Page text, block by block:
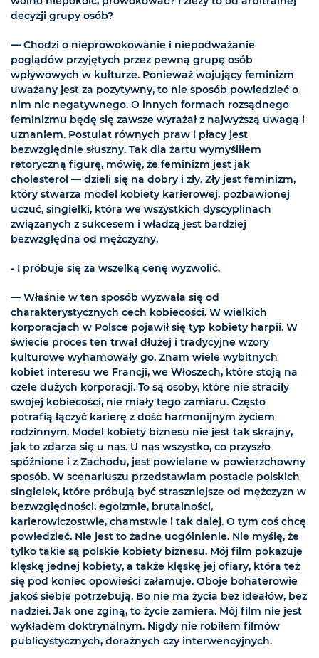
decyzji grupy osób?
— Chodzi o nieprowokowanie i niepodważanie
poglądów przyjętych przez pewną grupę osób
wpływowych w kulturze. Ponieważ wojujący feminizm
uważany jest za pozytywny, to nie sposób powiedzieć o
nim nic negatywnego. O innych formach rozsądnego
feminizmu będę się zawsze wyrażał z najwyższą uwagą i
uznaniem. Postulat równych praw i płacy jest
bezwzględnie słuszny. Tak dla żartu wymyśliłem
retoryczną figurę, mówię, że feminizm jest jak
cholesterol — dzieli się na dobry i zły. Zły jest feminizm,
który stwarza model kobiety karierowej, pozbawionej
uczuć, singielki, która we wszystkich dyscyplinach
związanych z sukcesem i władzą jest bardziej
bezwzględna od mężczyzny.
- I próbuje się za wszelką cenę wyzwolić.
— Właśnie w ten sposób wyzwala się od
charakterystycznych cech kobiecości. W wielkich
korporacjach w Polsce pojawił się typ kobiety harpii. W
świecie proces ten trwał dłużej i tradycyjne wzory
kulturowe wyhamowały go. Znam wiele wybitnych
kobiet interesu we Francji, we Włoszech, które stoją na
czele dużych korporacji. To są osoby, które nie straciły
swojej kobiecości, nie miały tego zamiaru. Często
potrafią łączyć karierę z dość harmonijnym życiem
rodzinnym. Model kobiety biznesu nie jest tak skrajny,
jak to zdarza się u nas. U nas wszystko, co przyszło
spóźnione i z Zachodu, jest powielane w powierzchowny
sposób. W scenariuszu przedstawiam postacie polskich
singielek, które próbują być straszniejsze od mężczyzn w
bezwzględności, egoizmie, brutalności,
karierowiczostwie, chamstwie i tak dalej. O tym coś chcę
powiedzieć. Nie jest to żadne uogólnienie. Nie myślę, że
tylko takie są polskie kobiety biznesu. Mój film pokazuje
klęskę jednej kobiety, a także klęskę jej ofiary, która też
się pod koniec opowieści załamuje. Oboje bohaterowie
jakoś siebie potrzebują. Bo nie ma życia bez ideałów, bez
nadziei. Jak one zginą, to życie zamiera. Mój film nie jest
wykładem doktrynalnym. Nigdy nie robiłem filmów
publicystycznych, doraźnych czy interwencyjnych.